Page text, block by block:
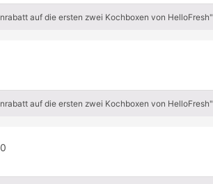
auf die ersten zwei Kochboxen von HelloFresh"
auf die ersten zwei Kochboxen von HelloFresh"